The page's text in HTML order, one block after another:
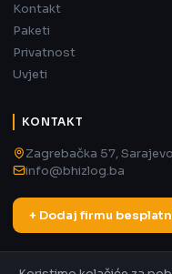
Kontakt
Paketi
Privatnost
Uvjeti
KONTAKT
Zagrebačka 57,
info@bhizlog.ba
+ Dodaj firmu